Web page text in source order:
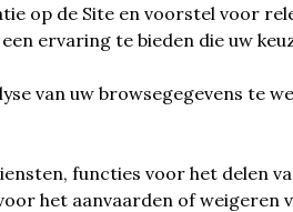
op de Site en voorstel voor
ervaring te bieden die uw
van uw browsegegevens te
functies voor het delen
het aanvaarden of weigeren